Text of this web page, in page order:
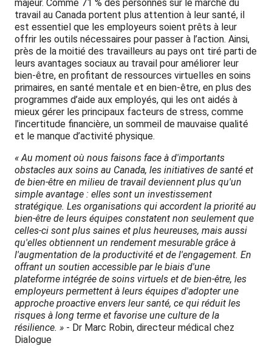
majeur. Comme 71 % des personnes sur le marché du
travail au Canada portent plus attention à leur santé, il
est essentiel que les employeurs soient prêts à leur
offrir les outils nécessaires pour passer à l’action. Ainsi,
près de la moitié des travailleurs au pays ont tiré parti de
leurs avantages sociaux au travail pour améliorer leur
bien-être, en profitant de ressources virtuelles en soins
primaires, en santé mentale et en bien-être, en plus des
programmes d’aide aux employés, qui les ont aidés à
mieux gérer les principaux facteurs de stress, comme
l’incertitude financière, un sommeil de mauvaise qualité
et le manque d’activité physique.
« Au moment où nous faisons face à d'importants
obstacles aux soins au Canada, les initiatives de santé et
de bien-être en milieu de travail deviennent plus qu'un
simple avantage : elles sont un investissement
stratégique. Les organisations qui accordent la priorité au
bien-être de leurs équipes constatent non seulement que
celles-ci sont plus saines et plus heureuses, mais aussi
qu'elles obtiennent un rendement mesurable grâce à
l'augmentation de la productivité et de l'engagement. En
offrant un soutien accessible par le biais d'une
plateforme intégrée de soins virtuels et de bien-être, les
employeurs permettent à leurs équipes d'adopter une
approche proactive envers leur santé, ce qui réduit les
risques à long terme et favorise une culture de la
résilience. » - Dr Marc Robin, directeur médical chez
Dialogue